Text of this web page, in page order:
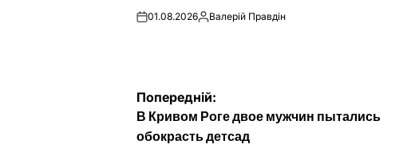
on01.08.2026Опубліковано
Валерій Правдін
Навігація
записів
Попередній:
В Кривом Роге двое мужчин пытались
обокрасть детсад